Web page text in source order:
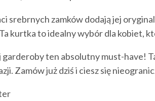
srebrnych zamków dodają jej
kurtka to idealny wybór dla kobiet,
ten absolutny must-have!
Zamów już dziś i ciesz się